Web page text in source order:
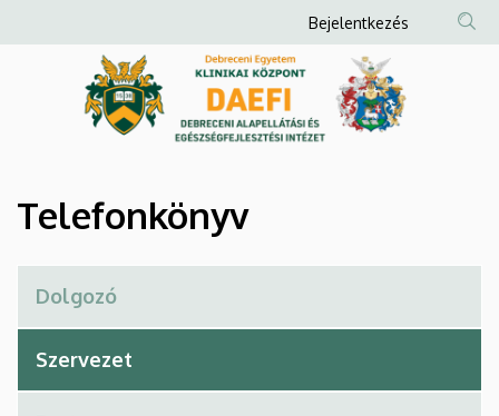
Debreceni
és
Egészségfejlesztési
Intézet
a
Anonim
Felhasználói
fiók
menüje
Bejelentkezés
Telefonkönyv